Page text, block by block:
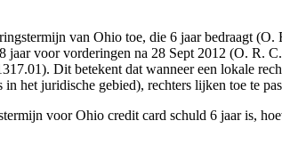
van Ohio toe, die 6 jaar bedraagt
voor vorderingen na 28 Sept 2012 (O. R.
Dit betekent dat wanneer een lokale
het juridische gebied), rechters lijken toe te
voor Ohio credit card schuld 6 jaar is,